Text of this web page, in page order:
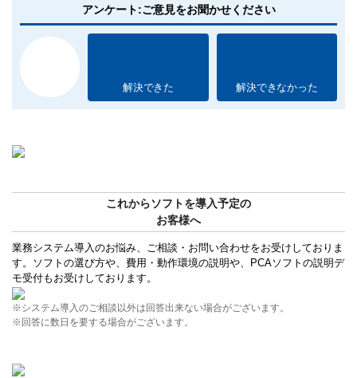
アンケート:ご意見をお聞かせください
解決できた 解決できなかった
これからソフトを導入予定の
お客様へ
業務システム導入のお悩み、ご相談・お問い合わせをお受けしておりま
す。ソフトの選び方や、費用・動作環境の説明や、PCAソフトの説明デ
モ受付もお受けしております。
※システム導入のご相談以外は回答出来ない場合がございます。
※回答に数日を要する場合がございます。